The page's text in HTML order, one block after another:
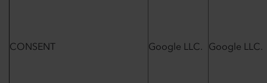
CONSENT Google LLC. Google LLC.